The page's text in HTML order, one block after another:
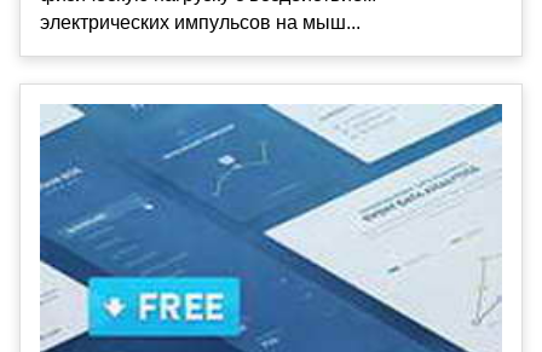
электрических импульсов на мыш...